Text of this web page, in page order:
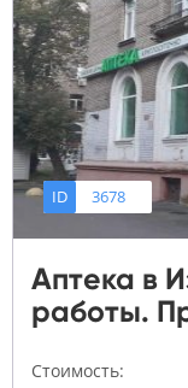
ID 3678
Аптека в
работы.
Стоимость: